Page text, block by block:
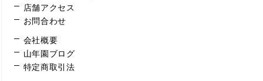
店舗アクセス
お問合わせ
会社概要
山年園ブログ
特定商取引法